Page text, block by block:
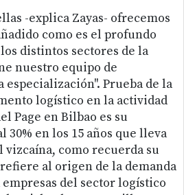
-explica Zayas- ofrecemos
como es el profundo
distintos sectores de la
nuestro equipo de
especialización". Prueba de la
logístico en la actividad
Page en Bilbao es su
en los 15 años que lleva
vizcaína, como recuerda su
al origen de la demanda
del sector logístico